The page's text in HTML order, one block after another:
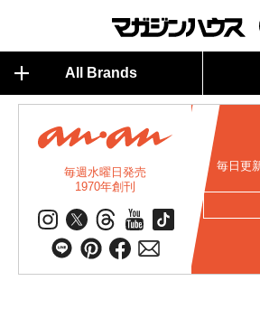
All Brands
毎週水曜日発売
1970年創刊
毎日更